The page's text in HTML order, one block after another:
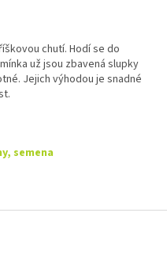
chutí. Hodí se do
už jsou zbavená slupky
Jejich výhodou je snadné
semena